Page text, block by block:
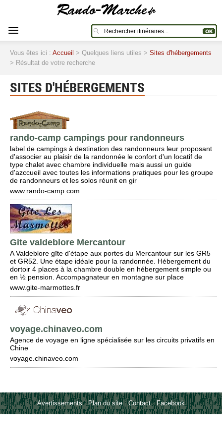
Vous êtes ici : Accueil > Quelques liens utiles > Sites d'hébergements
> Résultat de votre recherche
SITES D'HÉBERGEMENTS
rando-camp campings pour randonneurs
label de campings à destination des randonneurs leur proposant
d'associer au plaisir de la randonnée le confort d'un locatif de
type chalet avec chambre individuelle mais aussi un guide
d'azccueil avec toutes les informations pratiques pour les groupe
de randonneurs et les solos réunit en gir
www.rando-camp.com
Gite valdeblore Mercantour
A Valdeblore gîte d'étape aux portes du Mercantour sur les GR5
et GR52. Une étape idéale pour la randonnée. Hébergement du
dortoir 4 places à la chambre double en hébergement simple ou
en ½ pension. Accompagnateur en montagne sur place
www.gite-marmottes.fr
voyage.chinaveo.com
Agence de voyage en ligne spécialisée sur les circuits privatifs en
Chine
voyage.chinaveo.com
Avertissements-Plan du site-Contact-Facebook